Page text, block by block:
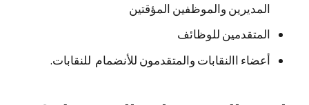
المديرين والموظفين المؤقتين
المتقدمين للوظائف
أعضاء االنقابات والمتقدمون للأنضمام للنقابات.